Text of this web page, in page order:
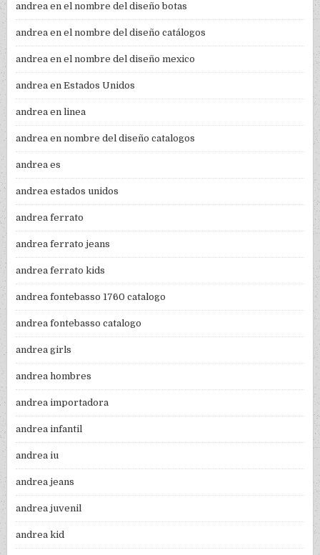
andrea en el nombre del diseño botas
andrea en el nombre del diseño catálogos
andrea en el nombre del diseño mexico
andrea en Estados Unidos
andrea en linea
andrea en nombre del diseño catalogos
andrea es
andrea estados unidos
andrea ferrato
andrea ferrato jeans
andrea ferrato kids
andrea fontebasso 1760 catalogo
andrea fontebasso catalogo
andrea girls
andrea hombres
andrea importadora
andrea infantil
andrea iu
andrea jeans
andrea juvenil
andrea kid